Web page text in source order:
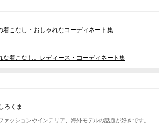
着こなし・おしゃれなコーディネート集
な着こなし。レディース・コーディネート集
ろくま
ァッションやインテリア、海外モデルの話題が好きです。